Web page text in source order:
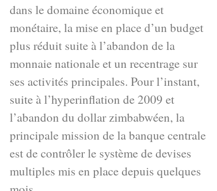
dans le domaine économique et
monétaire, la mise en place d’un budget
plus réduit suite à l’abandon de la
monnaie nationale et un recentrage sur
ses activités principales. Pour l’instant,
suite à l’hyperinflation de 2009 et
l’abandon du dollar zimbabwéen, la
principale mission de la banque centrale
est de contrôler le système de devises
multiples mis en place depuis quelques